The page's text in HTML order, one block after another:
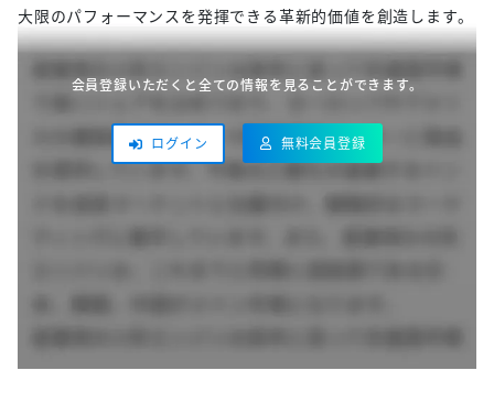
大限のパフォーマンスを発揮できる革新的価値を創造します。
会員登録いただくと全ての情報を見ることができます。
ログイン 無料会員登録